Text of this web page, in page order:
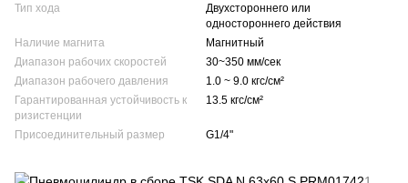
Тип хода
Двухстороннего или
одностороннего действия
Наличие магнита
Магнитный
Диапазон рабочих скоростей
30~350 мм/сек
Диапазон рабочего давления
1.0 ~ 9.0 кгс/см²
Гарантированная устойчивость к
ризистенции
13.5 кгс/см²
Присоединительный размер G1/4"